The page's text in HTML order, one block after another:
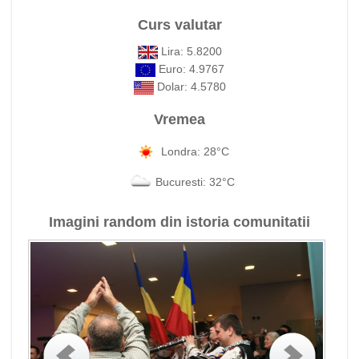
Curs valutar
Lira: 5.8200
Euro: 4.9767
Dolar: 4.5780
Vremea
Londra: 28°C
Bucuresti: 32°C
Imagini random din istoria comunitatii